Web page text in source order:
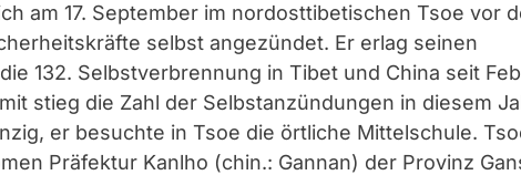
am 17. September im nordosttibetischen Tsoe vor
selbst angezündet. Er erlag seinen
132. Selbstverbrennung in Tibet und China seit
stieg die Zahl der Selbstanzündungen in diesem
er besuchte in Tsoe die örtliche Mittelschule.
Präfektur Kanlho (chin.: Gannan) der Provinz